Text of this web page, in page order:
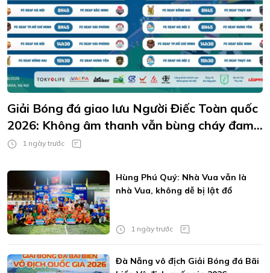
Giải Bóng đá giao lưu Người Điếc Toàn quốc
2026: Không âm thanh vẫn bùng cháy đam
mê1 ngày trước
Hùng Phú Quý: Nhà Vua vẫn là
nhà Vua, không dễ bị lật đổ
1 ngày trước
Đà Nẵng vô địch Giải Bóng đá Bãi